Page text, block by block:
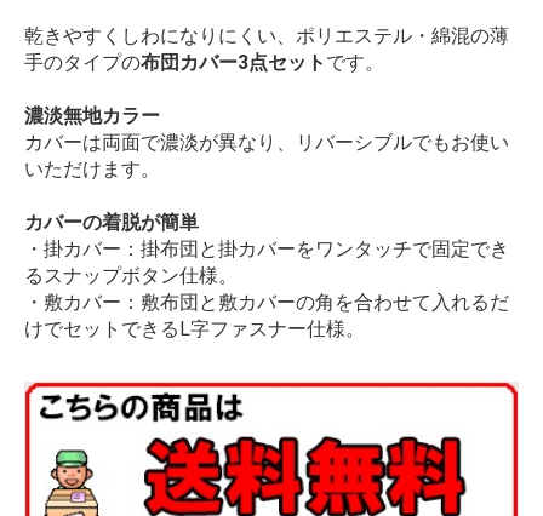
乾きやすくしわになりにくい、ポリエステル・綿混の薄
手のタイプの布団カバー3点セット です。
濃淡無地カラー
カバーは両面で濃淡が異なり、リバーシブルでもお使い
いただけます。
カバーの着脱が簡単
・掛カバー：掛布団と掛カバーをワンタッチで固定でき
るスナップボタン仕様。
・敷カバー：敷布団と敷カバーの角を合わせて入れるだ
けでセットできるL字ファスナー仕様。